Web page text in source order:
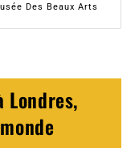
Des Beaux Arts
Londres,